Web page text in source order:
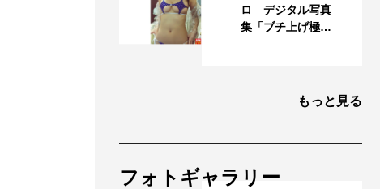
ロ デジタル写真
集「ブチ上げ極…
もっと見る
フォトギャラリー